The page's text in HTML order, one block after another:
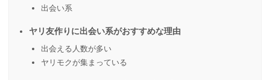
出会い系
ヤリ友作りに出会い系がおすすめな理由
出会える人数が多い
ヤリモクが集まっている